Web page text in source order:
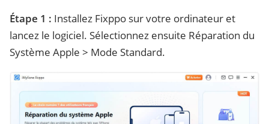
Étape 1 : Installez Fixppo sur votre ordinateur et
lancez le logiciel. Sélectionnez ensuite Réparation du
Système Apple > Mode Standard.